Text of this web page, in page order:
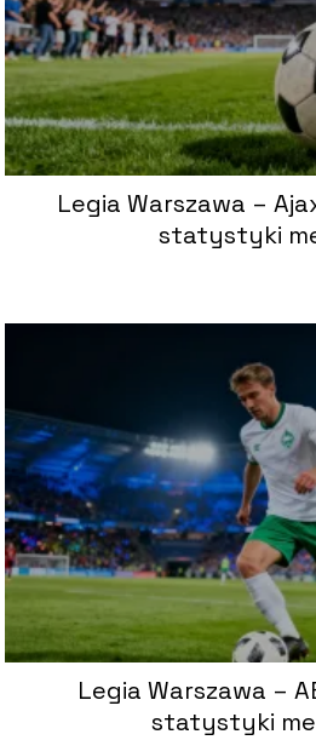
Legia Warszawa –
statystyki
Legia Warszawa –
statystyki